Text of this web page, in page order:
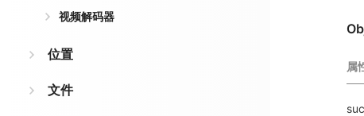
视频解码器
位置
文件
属